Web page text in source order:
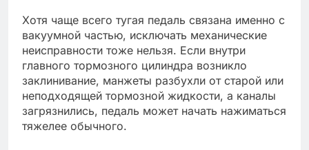
Хотя чаще всего тугая педаль связана именно с
вакуумной частью, исключать механические
неисправности тоже нельзя. Если внутри
главного тормозного цилиндра возникло
заклинивание, манжеты разбухли от старой или
неподходящей тормозной жидкости, а каналы
загрязнились, педаль может начать нажиматься
тяжелее обычного.